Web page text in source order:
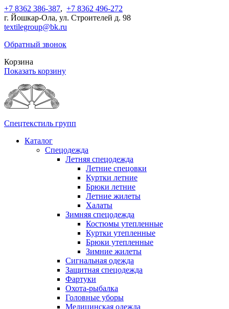
+7 8362 386-387, +7 8362 496-272
г. Йошкар-Ола, ул. Строителей д. 98
textilegroup@bk.ru
Обратный звонок
Корзина
Показать корзину
Спецтекстиль групп
Каталог
Спецодежда
Летняя спецодежда
Летние спецовки
Куртки летние
Брюки летние
Летние жилеты
Халаты
Зимняя спецодежда
Костюмы утепленные
Куртки утепленные
Брюки утепленные
Зимние жилеты
Сигнальная одежда
Защитная спецодежда
Фартуки
Охота-рыбалка
Головные уборы
Медицинская одежда